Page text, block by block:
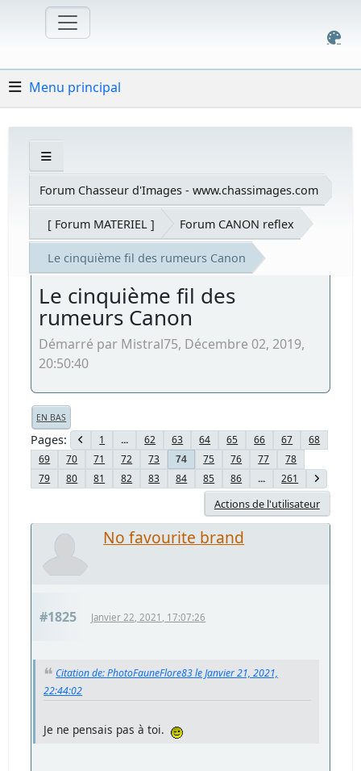
Menu principal
Forum Chasseur d'Images - www.chassimages.com
[ Forum MATERIEL ] Forum CANON reflex
Le cinquième fil des rumeurs Canon
Le cinquième fil des
rumeurs Canon
Démarré par Mistral75, Décembre 02, 2019,
20:50:40
EN BAS
Pages 1 ... 62 63 64 65 66 67
68
69
70 71 72 73 74 75 76 77
78
79
80 81 82 83 84 85 86 ... 261
Actions de l'utilisateur
No favourite brand
#1825 Janvier 22, 2021, 17:07:26
Citation de: PhotoFauneFlore83 le Janvier 21, 2021,
22:44:02
Je ne pensais pas à toi.